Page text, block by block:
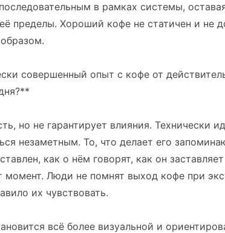
в рамках системы,
пределы. Хороший кофе не статичен и не
совершенный опыт с кофе от
но не гарантирует влияния. Технически
незаметным. То, что делает его
как о нём говорят, как он
момент. Люди не помнят выход кофе при
их чувствовать.
всё более визуальной и